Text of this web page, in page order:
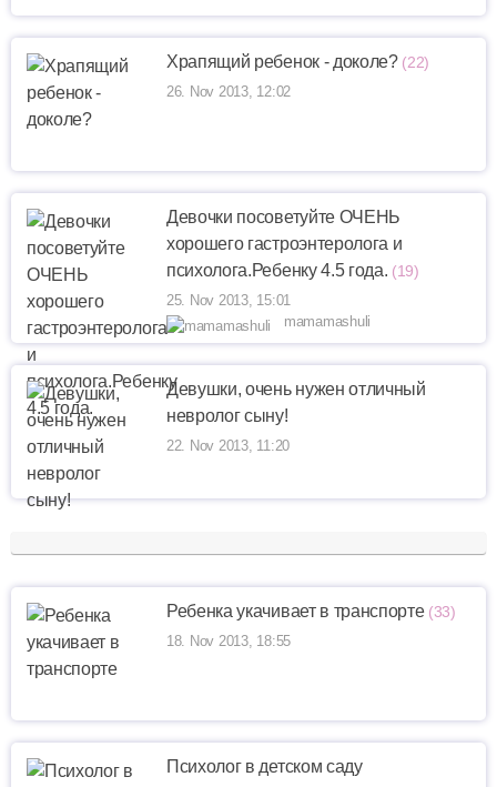
Храпящий ребенок - доколе? (22)
26. Nov 2013, 12:02
Девочки посоветуйте ОЧЕНЬ
хорошего гастроэнтеролога и
психолога.Ребенку 4.5 года. (19)
25. Nov 2013, 15:01
mamamashuli
Девушки, очень нужен отличный
невролог сыну!
22. Nov 2013, 11:20
Ребенка укачивает в транспорте (33)
18. Nov 2013, 18:55
Психолог в детском саду